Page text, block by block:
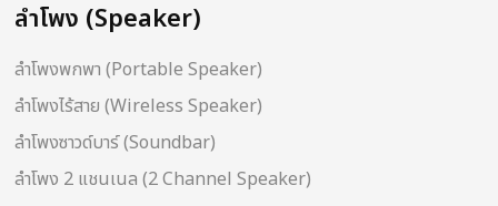
ลำโพง (Speaker)
ลำโพงพกพา (Portable Speaker)
ลำโพงไร้สาย (Wireless Speaker)
ลำโพงซาวด์บาร์ (Soundbar)
ลำโพง 2 แชนเนล (2 Channel Speaker)